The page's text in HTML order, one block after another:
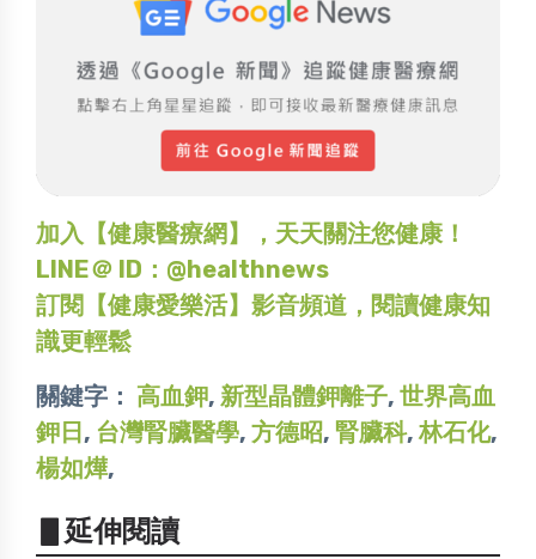
加入【健康醫療網】，天天關注您健康！
LINE＠ ID：@healthnews
訂閱【健康愛樂活】影音頻道，閱讀健康知
識更輕鬆
關鍵字： 高血鉀, 新型晶體鉀離子, 世界高血
鉀日 , 台灣腎臟醫學, 方德昭, 腎臟科,林石化,
楊如燁,
▋延伸閱讀